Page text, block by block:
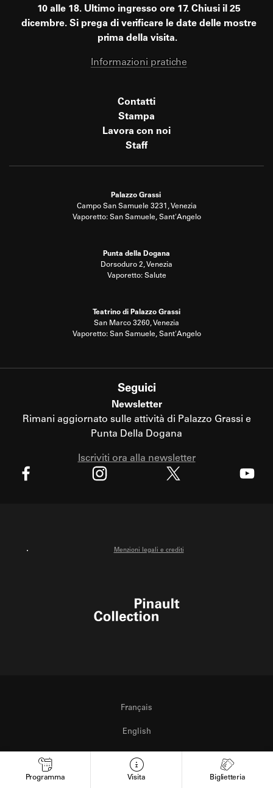
10 alle 18. Ultimo ingresso ore 17. Chiusi il 25
dicembre. Si prega di verificare le date delle mostre
prima della visita.
Informazioni pratiche
Contatti
Stampa
Lavora con noi
Staff
Palazzo Grassi
Campo San Samuele 3231, Venezia
Vaporetto: San Samuele, Sant'Angelo
Punta della Dogana
Dorsoduro 2, Venezia
Vaporetto: Salute
Teatrino di Palazzo Grassi
San Marco 3260, Venezia
Vaporetto: San Samuele, Sant'Angelo
Seguici
Newsletter
Rimani aggiornato sulle attività di Palazzo Grassi e
Punta Della Dogana
Iscriviti ora alla newsletter
Menzioni legali e crediti
Français
English
Italiano
Programma Visita Biglietteria